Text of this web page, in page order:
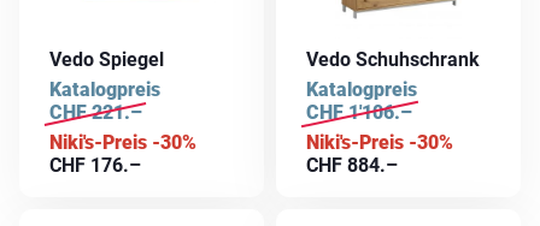
Vedo Spiegel
Katalogpreis
CHF221.–
Niki's-Preis -30%
CHF 176.–
Vedo Schuhschrank
Katalogpreis
CHF1'106.–
Niki's-Preis -30%
CHF 884.–